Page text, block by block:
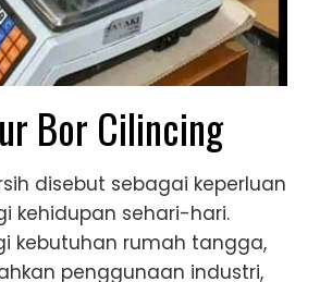
Bor Cilincing
disebut sebagai keperluan
kehidupan sehari-hari.
kebutuhan rumah tangga,
penggunaan industri,